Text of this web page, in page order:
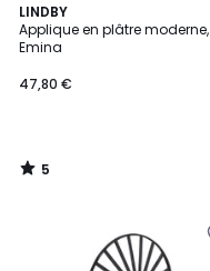
LINDBY
Applique en plâtre moderne,
Emina
47,80 €
5
/
5
5
/